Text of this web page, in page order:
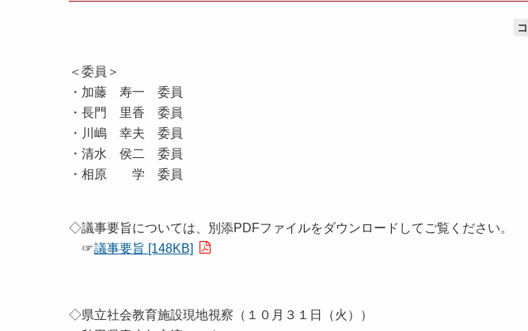
＜委員＞
・加藤 寿一 委員
・長門 里香 委員
・川嶋 幸夫 委員
・清水 侯二 委員
・相原 学 委員
◇議事要旨については、別添PDFファイルをダウンロードしてご覧ください。
☞議事要旨 [148KB]
◇県立社会教育施設現地視察（１０月３１日（火））